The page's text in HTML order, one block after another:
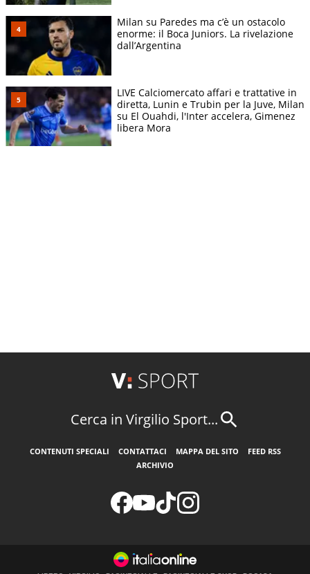
Milan su Paredes ma c’è un ostacolo
enorme: il Boca Juniors. La rivelazione
dall’Argentina
LIVE Calciomercato affari e trattative in
diretta, Lunin e Trubin per la Juve, Milan
su El Ouahdi, l'Inter accelera, Gimenez
libera Mora
Cerca in Virgilio Sport...
CONTENUTI SPECIALI CONTATTACI MAPPA DEL SITO
FEED RSS
ARCHIVIO